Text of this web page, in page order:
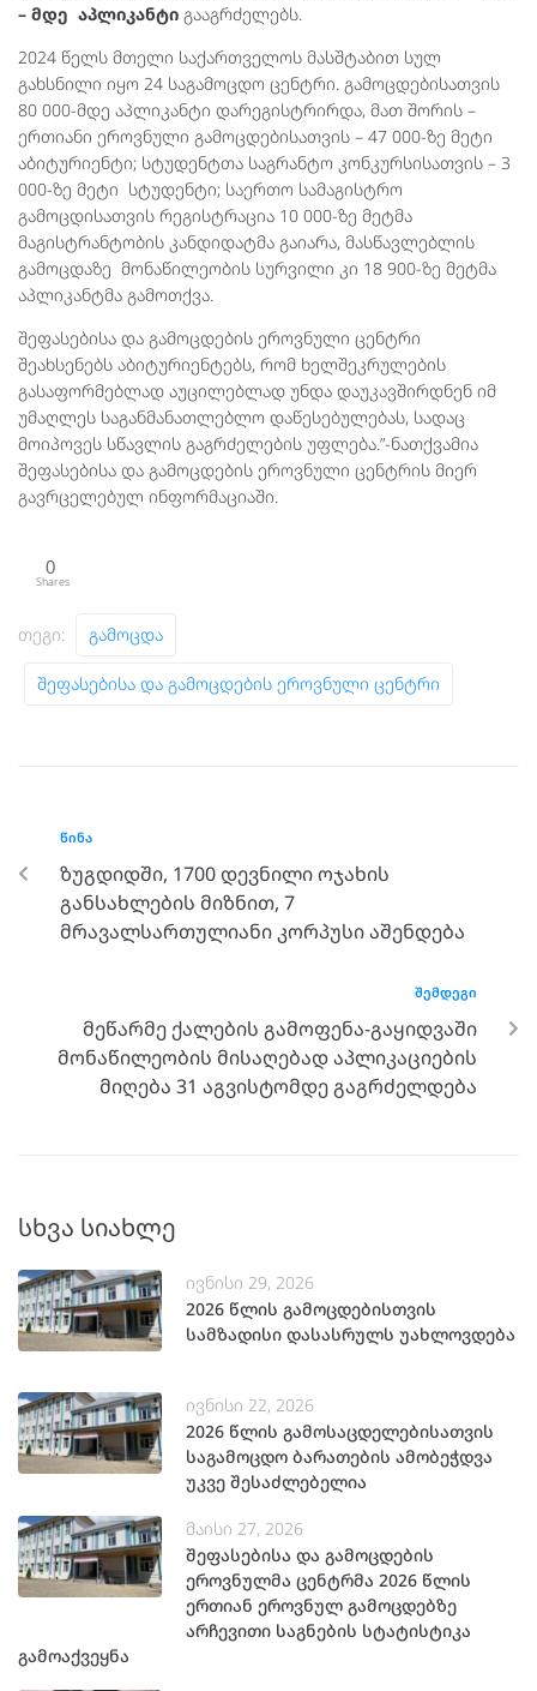
– მდე აპლიკანტი გააგრძელებს.
2024 წელს მთელი საქართველოს მასშტაბით სულ
გახსნილი იყო 24 საგამოცდო ცენტრი. გამოცდებისათვის
80 000-მდე აპლიკანტი დარეგისტრირდა, მათ შორის –
ერთიანი ეროვნული გამოცდებისათვის – 47 000-ზე მეტი
აბიტურიენტი; სტუდენტთა საგრანტო კონკურსისათვის – 3
000-ზე მეტი სტუდენტი; საერთო სამაგისტრო
გამოცდისათვის რეგისტრაცია 10 000-ზე მეტმა
მაგისტრანტობის კანდიდატმა გაიარა, მასწავლებლის
გამოცდაზე მონაწილეობის სურვილი კი 18 900-ზე მეტმა
აპლიკანტმა გამოთქვა.
შეფასებისა და გამოცდების ეროვნული ცენტრი
შეახსენებს აბიტურიენტებს, რომ ხელშეკრულების
გასაფორმებლად აუცილებლად უნდა დაუკავშირდნენ იმ
უმაღლეს საგანმანათლებლო დაწესებულებას, სადაც
მოიპოვეს სწავლის გაგრძელების უფლება.”-ნათქვამია
შეფასებისა და გამოცდების ეროვნული ცენტრის მიერ
გავრცელებულ ინფორმაციაში.
0
Shares
Თეგი: Გამოცდა
Შეფასებისა Და Გამოცდების Ეროვნული Ცენტრი
ᲬᲘᲜᲐ
ზუგდიდში, 1700 დევნილი ოჯახის
განსახლების მიზნით, 7
მრავალსართულიანი კორპუსი აშენდება
ᲨᲔᲛᲓᲔᲒᲘ
მეწარმე ქალების გამოფენა-გაყიდვაში
მონაწილეობის მისაღებად აპლიკაციების
მიღება 31 აგვისტომდე გაგრძელდება
სხვა სიახლე
ივნისი 29, 2026
2026 წლის გამოცდებისთვის
სამზადისი დასასრულს უახლოვდება
ივნისი 22, 2026
2026 წლის გამოსაცდელებისათვის
საგამოცდო ბარათების ამობეჭდვა
უკვე შესაძლებელია
მაისი 27, 2026
შეფასებისა და გამოცდების
ეროვნულმა ცენტრმა 2026 წლის
ერთიან ეროვნულ გამოცდებზე
არჩევითი საგნების სტატისტიკა
გამოაქვეყნა